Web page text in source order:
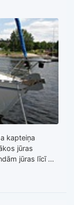
kapteiņa
jūras
jūras līcī ...